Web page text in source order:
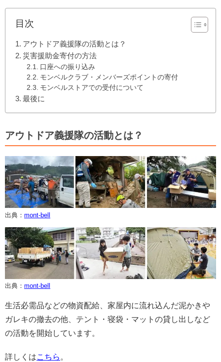
目次
アウトドア義援隊の活動とは？
災害援助金寄付の方法
口座への振り込み
モンベルクラブ・メンバーズポイントの寄付
モンベルストアでの受付について
最後に
アウトドア義援隊の活動とは？
出典： mont-bell
出典： mont-bell
生活必需品などの物資配給、家屋内に流れ込んだ泥かきや
ガレキの撤去の他、テント・寝袋・マットの貸し出しなど
の活動を開始しています。
詳しくはこちら 。